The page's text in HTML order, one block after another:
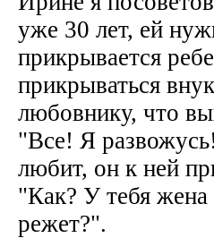
уже 30 лет, ей
прикрывается
прикрываться
любовнику, что
"Все! Я
любит, он к ней
"Как? У тебя
режет?".